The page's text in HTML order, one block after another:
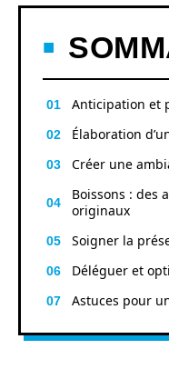
Anticipation et
Élaboration
Créer une
Boissons : des
originaux
Soigner la
Déléguer et
Astuces pour